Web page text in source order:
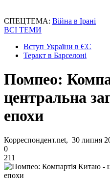
СПЕЦТЕМА: Війна в Ірані
ВСІ ТЕМИ
Вступ України в ЄС
Теракт в Барселоні
Помпео:
центральна
епохи
Корреспондент.net, 30 липня
0
211